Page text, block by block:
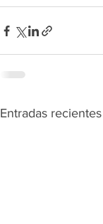
Entradas recientes